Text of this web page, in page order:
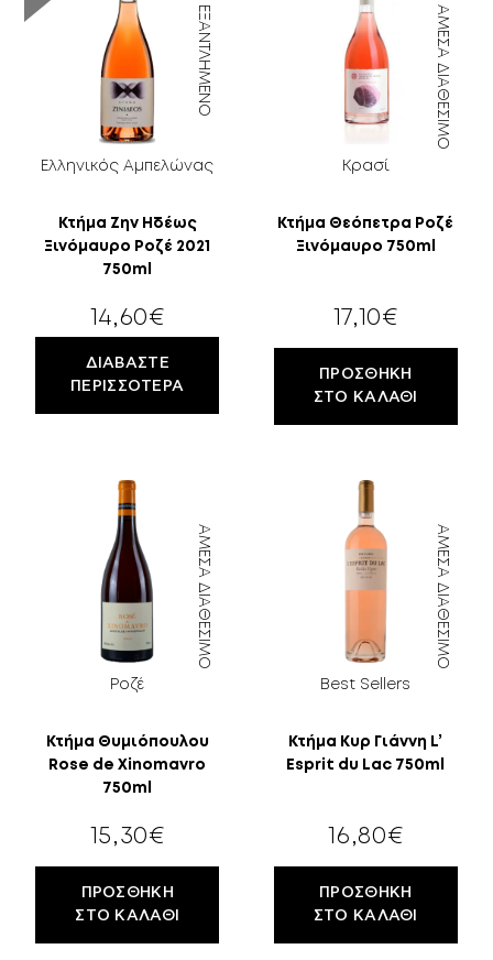
Ελληνικός Αμπελώνας
Κτήμα Ζην Ηδέως
Ξινόμαυρο Ροζέ 2021
750ml
ΕΞΑΝΤΛΗΜΈΝΟ
14,60€
ΔΙΑΒΆΣΤΕ
ΠΕΡΙΣΣΌΤΕΡΑ
Κρασί
Κτήμα Θεόπετρα Ροζέ
Ξινόμαυρο 750ml
ΆΜΕΣΑ ΔΙΑΘΈΣΙΜΟ
17,10€
ΠΡΟΣΘΉΚΗ
ΣΤΟ ΚΑΛΆΘΙ
Ροζέ
Κτήμα Θυμιόπουλου
Rose de Xinomavro
750ml
ΆΜΕΣΑ ΔΙΑΘΈΣΙΜΟ
15,30€
ΠΡΟΣΘΉΚΗ
ΣΤΟ ΚΑΛΆΘΙ
Best Sellers
Κτήμα Κυρ Γιάννη L’
Esprit du Lac 750ml
ΆΜΕΣΑ ΔΙΑΘΈΣΙΜΟ
16,80€
ΠΡΟΣΘΉΚΗ
ΣΤΟ ΚΑΛΆΘΙ